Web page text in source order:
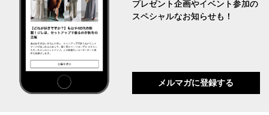
プレゼント企画やイベント参加の
スペシャルなお知らせも！
メルマガに登録する